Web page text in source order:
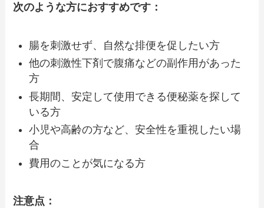
次のような方におすすめです：
腸を刺激せず、自然な排便を促したい方
他の刺激性下剤で腹痛などの副作用があった
方
長期間、安定して使用できる便秘薬を探して
いる方
小児や高齢の方など、安全性を重視したい場
合
費用のことが気になる方
注意点：